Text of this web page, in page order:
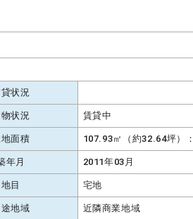
状況
状況 賃貸中
面積 107.93㎡（約32.64坪）
年月 2011年03月
地目 宅地
地域 近隣商業地域